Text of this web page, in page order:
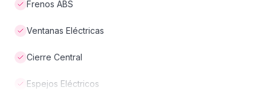
Frenos ABS
Ventanas Eléctricas
Cierre Central
Espejos Eléctricos